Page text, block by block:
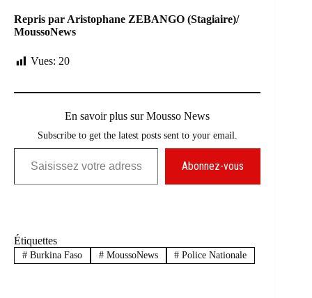
Repris par Aristophane ZEBANGO (Stagiaire)/
MoussoNews
Vues: 20
En savoir plus sur Mousso News
Subscribe to get the latest posts sent to your email.
Saisissez votre adresse e-mail…
Abonnez-vous
Étiquettes
#Burkina Faso #MoussoNews # Police Nationale